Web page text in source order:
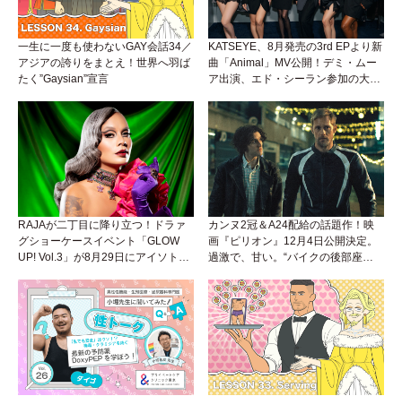
一生に一度も使わないGAY会話34／
アジアの誇りをまとえ！世界へ羽ば
たく”Gaysian”宣言
KATSEYE、8月発売の3rd EPより新
曲「Animal」MV公開！デミ・ムー
ア出演、エド・シーラン参加の大胆
RAJAが二丁目に降り立つ！ドラァ
グショーケースイベント「GLOW
UP! Vol.3」が8月29日にアイソトー
カンヌ2冠＆A24配給の話題作！映
画『ピリオン』12月4日公開決定。
過激で、甘い。“バイクの後部座